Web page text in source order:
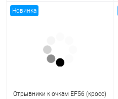
Новинка
Отрывники к очкам EF56 (кросс)